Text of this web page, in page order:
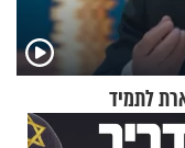
לתמיד